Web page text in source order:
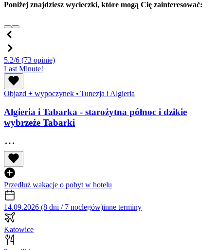
Poniżej znajdziesz wycieczki, które mogą Cię zainteresować:
5.2/6 (73 opinie)
Last Minute!
Objazd + wypoczynek • Tunezja i Algieria
Algieria i Tabarka - starożytna północ i dzikie
wybrzeże Tabarki
Przedłuż wakacje o pobyt w hotelu
14.09.2026 (8 dni / 7 noclegów)inne terminy
Katowice